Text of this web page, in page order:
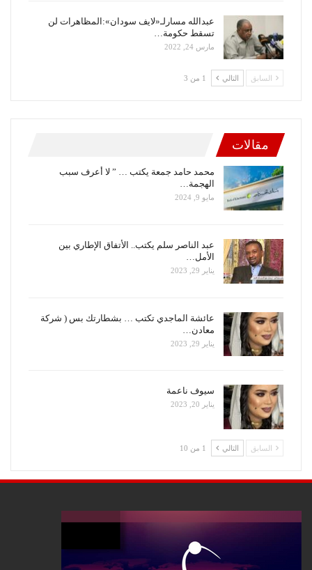
عبدالله مسارلـ«لايف سودان»:المظاهرات لن
تسقط حكومة…
مارس 24, 2022
السابق التالي 1 من 3
مقالات
محمد حامد جمعة يكتب … ” لا أعرف سبب
الهجمة…
مايو 9, 2024
عبد الناصر سلم يكتب.. الأتفاق الإطاري بين
الأمل…
يناير 29, 2023
عائشة الماجدي تكتب … بشطارتك بس ( شركة
معادن…
يناير 29, 2023
سيوف ناعمة
يناير 20, 2023
السابق التالي 1 من 10